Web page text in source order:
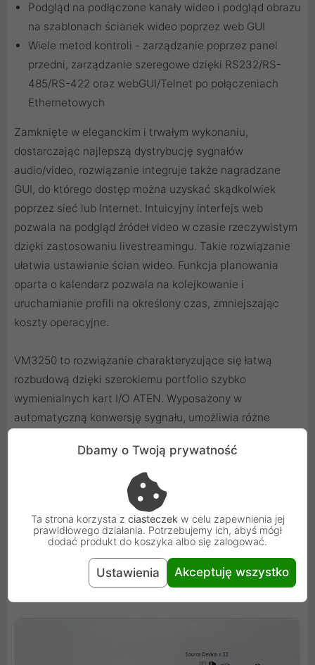
Podgląd na podłączone kanały wideo i podgląd obrazu
na szablonach ścianek wideo poprzez web GUI
Wiele metod kontroli - zarządzanie poprzez panel
przedni, zarządzanie szeregowe dzięki RS232/RS-
485/RS-422 oraz webGUI/Telnet po połączeniach
Ethernetowych
Zamknięte w eleganckim i trwałym wykonaniu,
dostarczając najlepszą dystrybucję sygnałów
audio/video, rozwiązanie integruje także nagradzane
GUI, do którego dostęp można uzyskać skądkolwiek
poprzez sieć lub Internet. Intuicyjny interfejs web
pozwala na podgląd źródeł video w czasie rzeczywistym
dzięki zastosowaniu livestreamingu. Takie rozwiązanie
ułatwia ustawianie ścian wideo. Funkcja planowania
oparta o kalendarz pozwala na kolejkowanie i
uruchamianie profili na określony czas, zmniejszając
koszty operacyjne.
VM3250 to rozwiązanie charakteryzujące się łatwą
rozbudową dzięki szerokiemu portfolio szybko
wymienialnych kart I/O ATEN. Wyposażony w
automatyczną konwersję sygnału, umożliwia różne
światłowód, HDBaseT, DisplayPort, HDMI, DVI, 3G-SDI
oraz VGA. Elastyczność i rozszerzalność czynią VM3250
rozwiązaniem idealnym do dużych instalacji AV takich
jak studia telewizyjne, centra kontroli powiązane z
zarządzaniem ruchem i transportem, centra kontroli
służb porządkowych i każdej innej instalacji, które
wymaga spersonalizowanego przekierowywania sygnału
Dbamy o Twoją prywatność
Ta strona korzysta z ciasteczek w celu zapewnienia jej
prawidłowego działania. Potrzebujemy ich, abyś mógł
dodać produkt do koszyka albo się zalogować.
Ustawienia Akceptuję wszystko